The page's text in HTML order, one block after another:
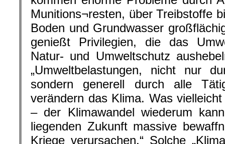
Munitions¬resten, über Treibstoffe
Boden und Grundwasser
genießt Privilegien, die das
Natur- und Umweltschutz
„Umweltbelastungen, nicht nur
sondern generell durch alle
verändern das Klima. Was
– der Klimawandel wiederum
liegenden Zukunft massive
Kriege verursachen.“ Solche